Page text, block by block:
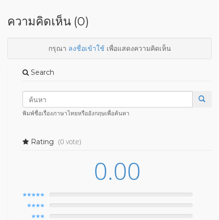
ความคิดเห็น (0)
กรุณา ลงชื่อเข้าใช้เพื่อแสดงความคิดเห็น
Search
พิมพ์ชื่อเรื่องภาษาไทยหรืออังกฤษเพื่อค้นหา
Rating (0 vote)
0.00